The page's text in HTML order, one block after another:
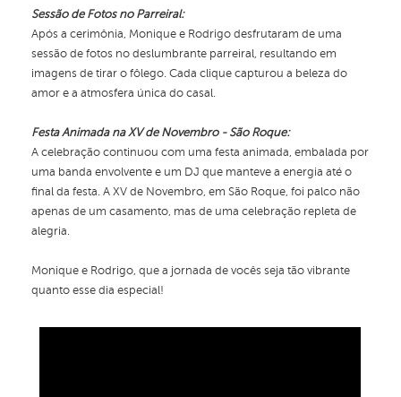
Sessão de Fotos no Parreiral:
Após a cerimônia, Monique e Rodrigo desfrutaram de uma
sessão de fotos no deslumbrante parreiral, resultando em
imagens de tirar o fôlego. Cada clique capturou a beleza do
amor e a atmosfera única do casal.
Festa Animada na XV de Novembro - São Roque:
A celebração continuou com uma festa animada, embalada por
uma banda envolvente e um DJ que manteve a energia até o
final da festa. A XV de Novembro, em São Roque, foi palco não
apenas de um casamento, mas de uma celebração repleta de
alegria.
Monique e Rodrigo, que a jornada de vocês seja tão vibrante
quanto esse dia especial!